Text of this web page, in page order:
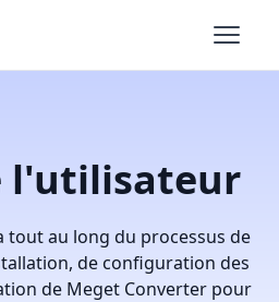
l'utilisateur
tout au long du processus de
de configuration des
de Meget Converter pour